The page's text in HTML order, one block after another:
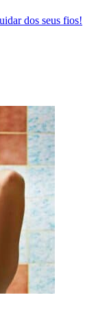
dos seus fios!